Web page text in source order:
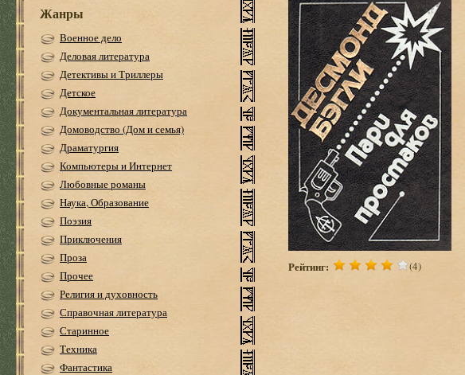
Жанры
Военное дело
Деловая литература
Детективы и Триллеры
Детское
Документальная литература
Домоводство (Дом и семья)
Драматургия
Компьютеры и Интернет
Любовные романы
Наука, Образование
Поэзия
Приключения
Проза
Прочее
Религия и духовность
Справочная литература
Старинное
Техника
Фантастика
Рейтинг: (4)